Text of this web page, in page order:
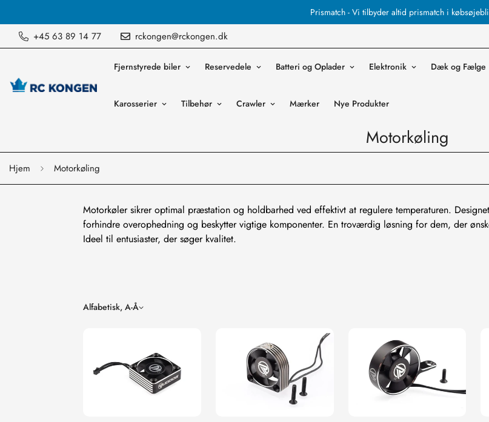
Prismatch - Vi tilbyder altid prismatch i
+45 63 89 14 77 rckongen@rckongen.dk
Fjernstyrede biler Reservedele Batteri og Oplader Elektronik Dæk og Fælge
Karosserier Tilbehør Crawler Mærker Nye Produkter
Motorkøling
Hjem Motorkøling
Motorkøler sikrer optimal præstation og holdbarhed ved effektivt at regulere temperaturen.
forhindre overophedning og beskytter vigtige komponenter. En troværdig løsning for dem, der
Ideel til entusiaster, der søger kvalitet.
Alfabetisk, A-Å